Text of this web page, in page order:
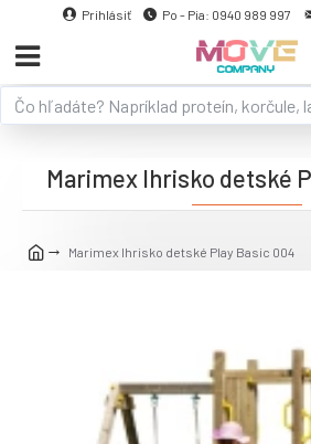
Prihlásiť Po - Pia: 0940 989 997
Marimex Ihrisko detské Play Basic 004
Marimex Ihrisko detské